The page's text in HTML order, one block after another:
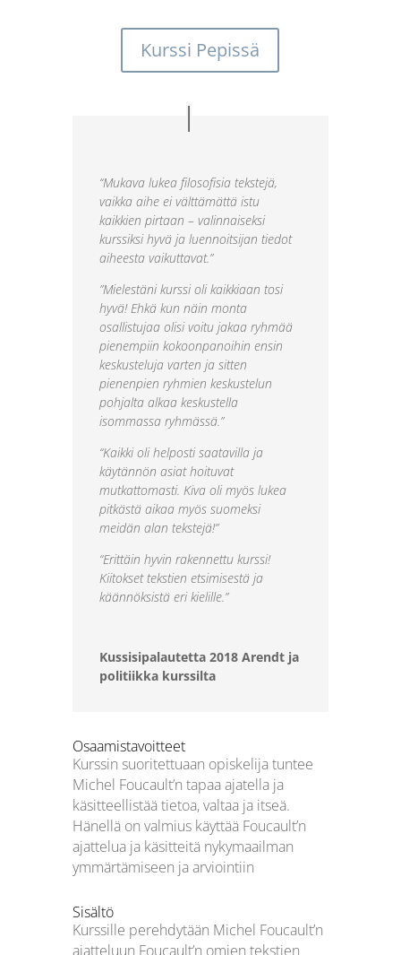
Kurssi Pepissä
“Mukava lukea filosofisia tekstejä,
vaikka aihe ei välttämättä istu
kaikkien pirtaan – valinnaiseksi
kurssiksi hyvä ja luennoitsijan tiedot
aiheesta vaikuttavat.”
”Mielestäni kurssi oli kaikkiaan tosi
hyvä! Ehkä kun näin monta
osallistujaa olisi voitu jakaa ryhmää
pienempiin kokoonpanoihin ensin
keskusteluja varten ja sitten
pienenpien ryhmien keskustelun
pohjalta alkaa keskustella
isommassa ryhmässä.”
“Kaikki oli helposti saatavilla ja
käytännön asiat hoituvat
mutkattomasti. Kiva oli myös lukea
pitkästä aikaa myös suomeksi
meidän alan tekstejä!”
“Erittäin hyvin rakennettu kurssi!
Kiitokset tekstien etsimisestä ja
käännöksistä eri kielille.”
Kussisipalautetta 2018 Arendt ja
politiikka kurssilta
Osaamistavoitteet
Kurssin suoritettuaan opiskelija tuntee
Michel Foucault’n tapaa ajatella ja
käsitteellistää tietoa, valtaa ja itseä.
Hänellä on valmius käyttää Foucault’n
ajattelua ja käsitteitä nykymaailman
ymmärtämiseen ja arviointiin
Sisältö
Kurssille perehdytään Michel Foucault’n
ajatteluun Foucault’n omien tekstien